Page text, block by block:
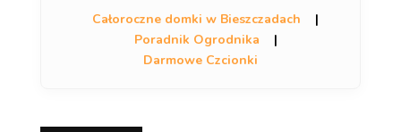
Całoroczne domki w Bieszczadach
|
Poradnik Ogrodnika
|
Darmowe Czcionki